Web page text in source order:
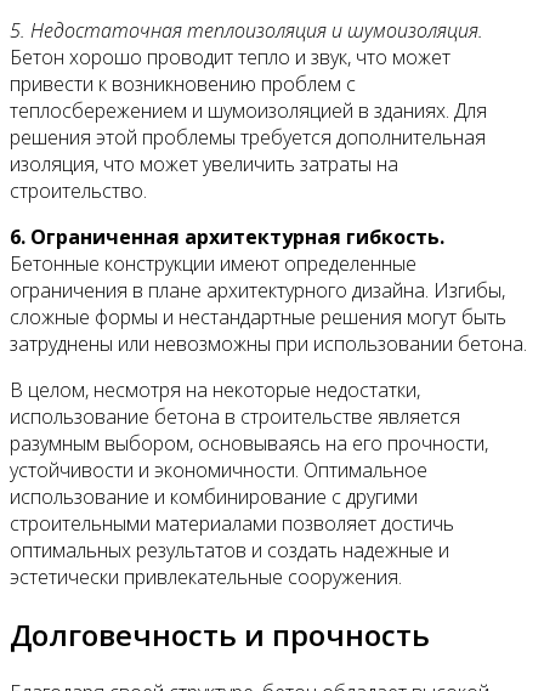
5. Недостаточная теплоизоляция и шумоизоляция.
Бетон хорошо проводит тепло и звук, что может
привести к возникновению проблем с
теплосбережением и шумоизоляцией в зданиях. Для
решения этой проблемы требуется дополнительная
изоляция, что может увеличить затраты на
строительство.
6. Ограниченная архитектурная гибкость.
Бетонные конструкции имеют определенные
ограничения в плане архитектурного дизайна. Изгибы,
сложные формы и нестандартные решения могут быть
затруднены или невозможны при использовании бетона.
В целом, несмотря на некоторые недостатки,
использование бетона в строительстве является
разумным выбором, основываясь на его прочности,
устойчивости и экономичности. Оптимальное
использование и комбинирование с другими
строительными материалами позволяет достичь
оптимальных результатов и создать надежные и
эстетически привлекательные сооружения.
Долговечность и прочность